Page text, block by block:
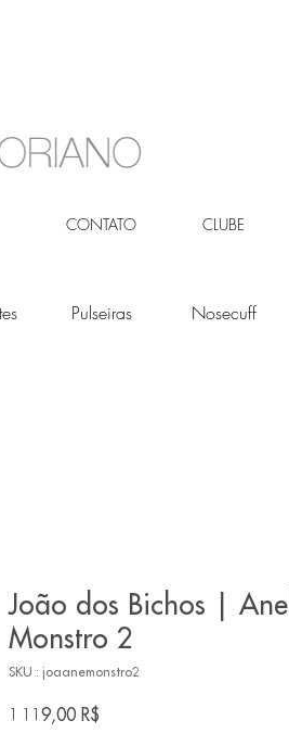
CONTATO CLUBE
Pulseiras Nosecuff
João dos Bichos | Anel
Monstro 2
SKU : joaanemonstro2
1 119,00 R$